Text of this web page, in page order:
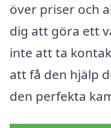
över priser och
dig att göra ett
inte att ta
att få den hjälp
den perfekta